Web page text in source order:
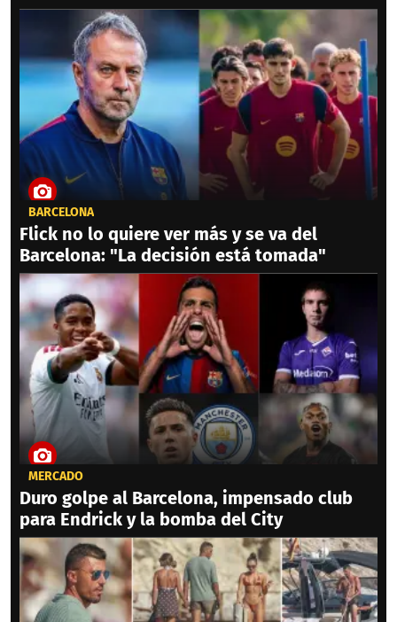
BARCELONA
Flick no lo quiere ver más y se va del
Barcelona: "La decisión está tomada"
MERCADO
Duro golpe al Barcelona, impensado club
para Endrick y la bomba del City